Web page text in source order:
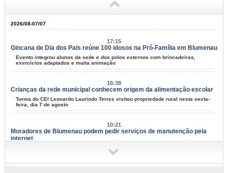
2026/08-07/07
17:15
Gincana de Dia dos Pais reúne 100 idosos na Pró-Família em Blumenau
Evento integrou alunos da sede e dos polos externos com brincadeiras,
exercícios adaptados e muita animação
16:38
Crianças da rede municipal conhecem origem da alimentação escolar
Turma do CEI Leonardo Laurindo Terres visitou propriedade rural nesta sexta-
feira, dia 7 de agosto
10:21
Moradores de Blumenau podem pedir serviços de manutenção pela
internet